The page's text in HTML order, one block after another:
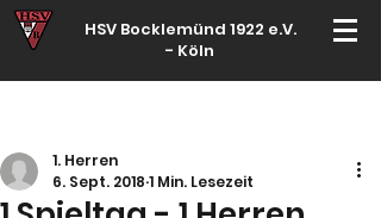
HSV Bocklemünd 1922 e.V.
- Köln
1. Herren
6. Sept. 2018 1 Min. Lesezeit